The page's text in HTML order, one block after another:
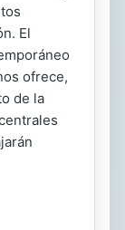
El
ofrece,
de la